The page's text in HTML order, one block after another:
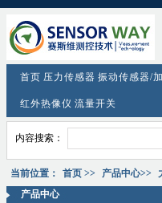
首页 压力传感器 振动传感器/
红外热像仪 流量开关
内容搜索：
当前位置： 首页 >> 产品中心>>
产品中心